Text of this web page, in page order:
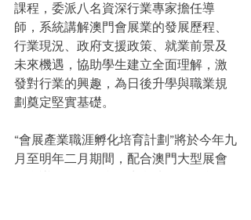
課程，委派八名資深行業專家擔任導
師，系統講解澳門會展業的發展歷程、
行業現況、政府支援政策、就業前景及
未來機遇，協助學生建立全面理解，激
發對行業的興趣，為日後升學與職業規
劃奠定堅實基礎。
“會展產業職涯孵化培育計劃”將於今年九
月至明年二月期間，配合澳門大型展會